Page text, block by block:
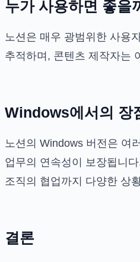
누가 사용하면 좋을
노션은 매우 광범위한 사용
추적하며, 콘텐츠 제작자는
Windows에서의 장
노션의 Windows 버전은 여
업무의 연속성이 보장됩니
조직의 협업까지 다양한 상
결론